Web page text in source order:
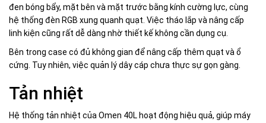
đen bóng bẩy, mặt bên và mặt trước bằng kính cường lực, cùng
hệ thống đèn RGB xung quanh quạt. Việc tháo lắp và nâng cấp
linh kiện cũng rất dễ dàng nhờ thiết kế không cần dụng cụ.
Bên trong case có đủ không gian để nâng cấp thêm quạt và ổ
cứng. Tuy nhiên, việc quản lý dây cáp chưa thực sự gọn gàng.
Tản nhiệt
Hệ thống tản nhiệt của Omen 40L hoạt động hiệu quả, giúp máy